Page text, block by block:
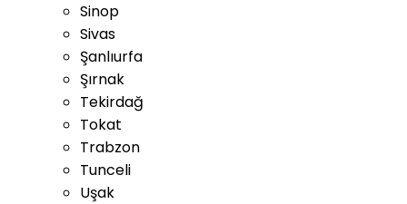
Sinop
Sivas
Şanlıurfa
Şırnak
Tekirdağ
Tokat
Trabzon
Tunceli
Uşak